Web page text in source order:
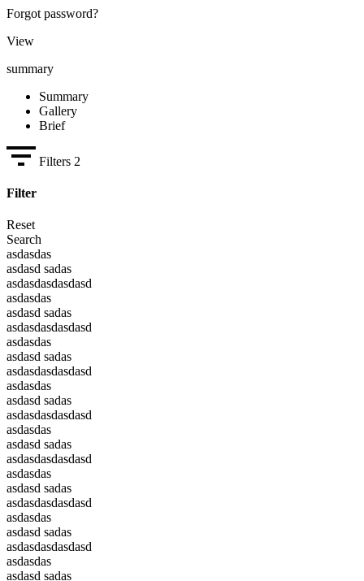
Forgot password?
View
summary
Summary
Gallery
Brief
Filters 2
Filter
Reset
Search
asdasdas
asdasd sadas
asdasdasdasdasd
asdasdas
asdasd sadas
asdasdasdasdasd
asdasdas
asdasd sadas
asdasdasdasdasd
asdasdas
asdasd sadas
asdasdasdasdasd
asdasdas
asdasd sadas
asdasdasdasdasd
asdasdas
asdasd sadas
asdasdasdasdasd
asdasdas
asdasd sadas
asdasdasdasdasd
asdasdas
asdasd sadas